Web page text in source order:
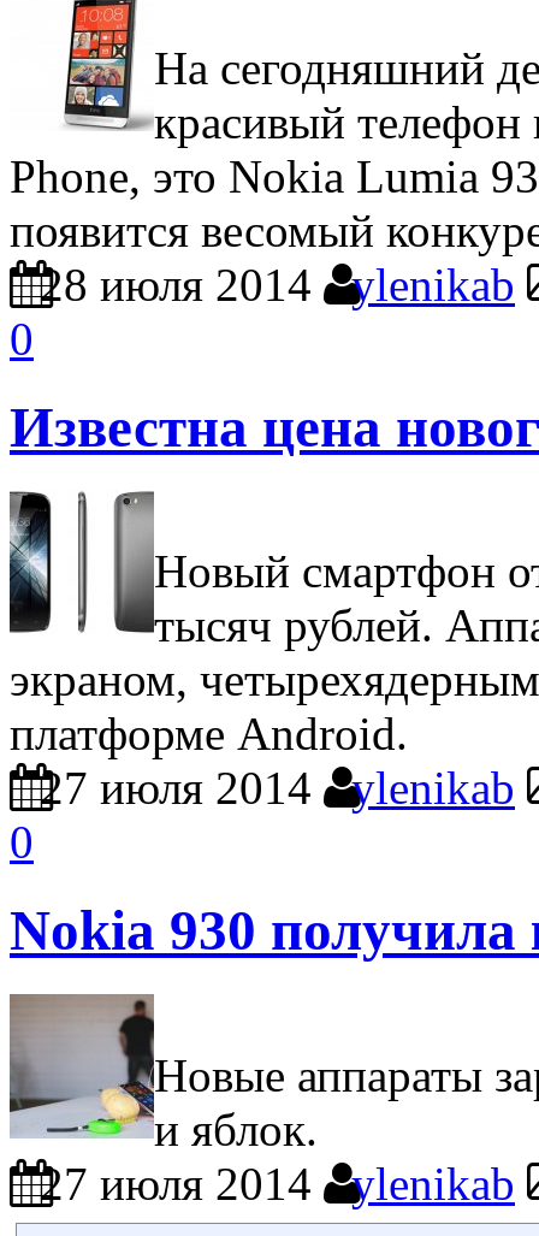
На сегодняшний
красивый
Phone, это Nokia Lumia
появится весомый
28 июля 2014
ylenikab
0
Известна цена
Новый смартфон
тысяч рублей.
экраном,
платформе Android.
27 июля 2014
ylenikab
0
Nokia 930
Новые аппараты
и яблок.
27 июля 2014
ylenikab